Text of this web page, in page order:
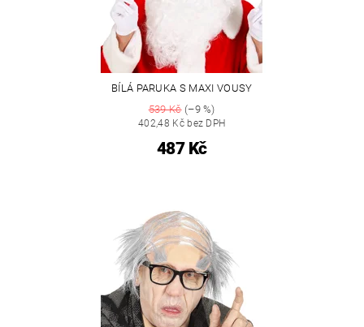
BÍLÁ PARUKA S MAXI VOUSY
539 Kč(–9 %)
402,48 Kč bez DPH
487 Kč